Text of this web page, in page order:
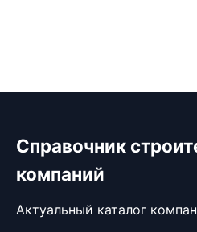
Справочник
компаний
Актуальный каталог